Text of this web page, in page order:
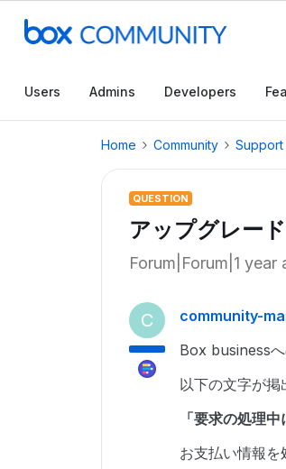
Users Admins Developers
Home Community Support
QUESTION
アップグレー
Forum|Forum|1 year
C community-
Box businessへ
以下の文字が掲
「要求の処理
お支払い情報